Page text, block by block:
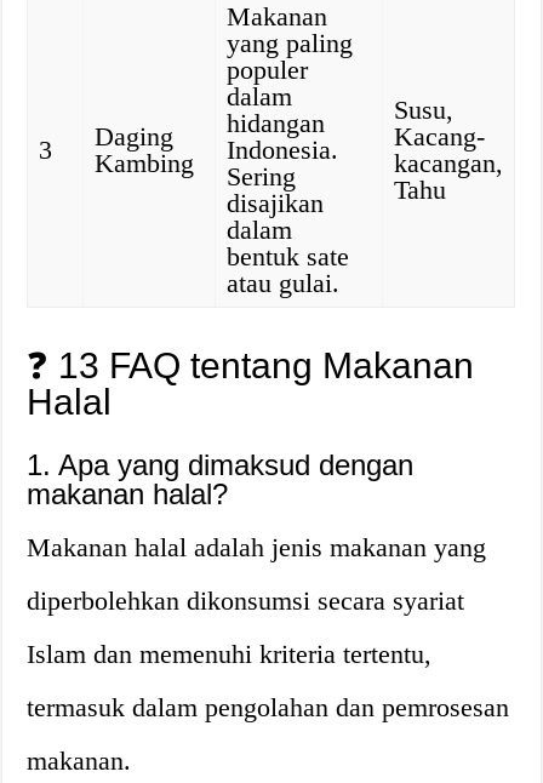
3
Daging
Kambing
Makanan
yang paling
populer
dalam
hidangan
Indonesia.
Sering
disajikan
dalam
bentuk sate
atau gulai.
Susu,
Kacang-
kacangan,
Tahu
❓ 13 FAQ tentang Makanan
Halal
1. Apa yang dimaksud dengan
makanan halal?
Makanan halal adalah jenis makanan yang
diperbolehkan dikonsumsi secara syariat
Islam dan memenuhi kriteria tertentu,
termasuk dalam pengolahan dan pemrosesan
makanan.